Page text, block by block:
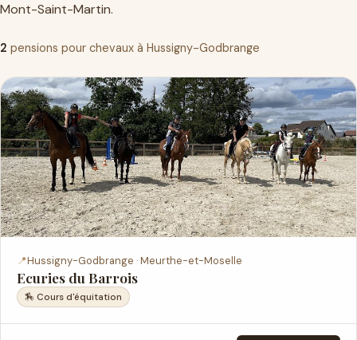
Mont-Saint-Martin.
2 pensions pour chevaux à Hussigny-Godbrange
📍Hussigny-Godbrange · Meurthe-et-Moselle
Ecuries du Barrois
🏇 Cours d'équitation